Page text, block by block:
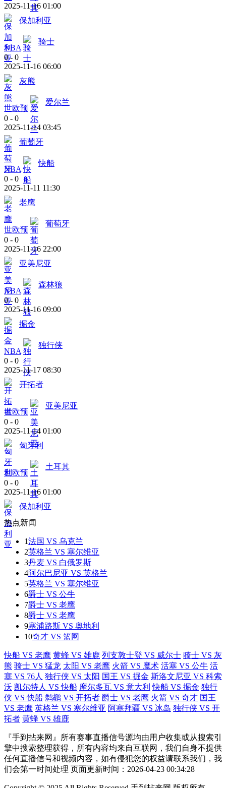
2025-11-16 01:00
保加利亚
NBA
骑士
0 - 0
2025-11-16 06:00
灰熊
世欧预
爱尔兰
0 - 0
2025-11-14 03:45
葡萄牙
NBA
快船
0 - 0
2025-11-11 11:30
老鹰
世欧预
葡萄牙
0 - 0
2025-11-16 22:00
亚美尼亚
NBA
森林狼
0 - 0
2025-11-16 09:00
掘金
NBA
独行侠
0 - 0
2025-11-17 08:30
开拓者
世欧预
亚美尼亚
0 - 0
2025-11-14 01:00
匈牙利
世欧预
土耳其
0 - 0
2025-11-16 01:00
保加利亚
热点新闻
1法国 VS 乌克兰
2英格兰 VS 塞尔维亚
3丹麦 VS 白俄罗斯
4阿尔巴尼亚 VS 英格兰
5英格兰 VS 塞尔维亚
6爵士 VS 公牛
7爵士 VS 老鹰
8爵士 VS 老鹰
9塞浦路斯 VS 奥地利
10奇才 VS 篮网
快船 VS 老鹰 黄蜂 VS 雄鹿 列支敦士登 VS 威尔士 骑士 VS 灰
熊 骑士 VS 猛龙 太阳 VS 老鹰 火箭 VS 魔术 活塞 VS 公牛 活
塞 VS 76人 独行侠 VS 太阳 国王 VS 掘金 斯洛文尼亚 VS 科索
沃 凯尔特人 VS 快船 摩尔多瓦 VS 意大利 快船 VS 掘金 独行
侠 VS 快船 鹈鹕 VS 开拓者 爵士 VS 老鹰 火箭 VS 奇才 国王
VS 老鹰 英格兰 VS 塞尔维亚 阿塞拜疆 VS 冰岛 独行侠 VS 开
拓者 黄蜂 VS 雄鹿
『手到拈来网』所有赛事直播信号源均由用户收集或从搜索引
擎中搜索整理获得，所有内容均来自互联网，我们自身不提供
任何直播信号和视频内容，如有侵犯您的权益请联系我们，我
们会第一时间处理 页面更新时间：2026-04-23 00:34:28